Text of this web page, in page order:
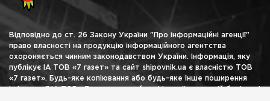
Відповідно до ст. 26 Закону України "Про інформаційні агенції"
право власності на продукцію інформаційного агентства
охороняється чинним законодавством України. Інформація, яку
публікує ІА ТОВ «7 газет» та сайт shipovnik.ua є власністю ТОВ
«7 газет». Будь-яке копіювання або будь-яке інше поширення